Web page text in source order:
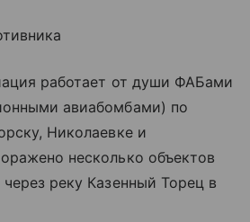
работает от души ФАБами
авиабомбами) по
Николаевке и
несколько объектов
реку Казенный Торец в